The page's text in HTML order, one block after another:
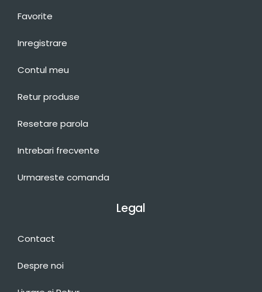
Favorite
Inregistrare
Contul meu
Retur produse
Resetare parola
Intrebari frecvente
Urmareste comanda
Legal
Contact
Despre noi